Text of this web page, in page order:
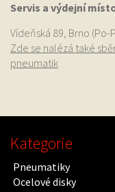
Servis a výdejní
Vídeňská 89, Brno (Po-
Zde se nalézá také
pneumatik
Kategorie
Pneumatiky
Ocelové disky